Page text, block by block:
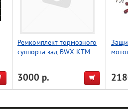
Ремкомплект тормозного
суппорта зад BWX KTM
3000 р.